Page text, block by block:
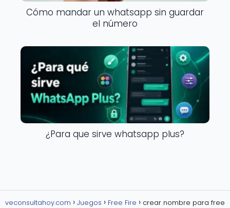
Cómo mandar un whatsapp sin guardar
el número
¿Para que sirve whatsapp plus?
veconsultahoy.com Juegos Free Fire
crear nombre para free